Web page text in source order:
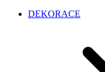
DEKORACE